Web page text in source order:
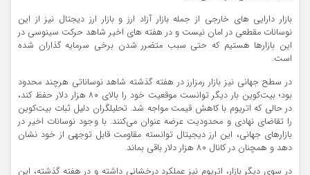
بازار دارایی های خارجی از جمله بازار آزاد ارز و بازار ارز دیجتال نیز از این
نوسانات مقطعی در امان نیست و در هفته های اخیر شاهد حرکت سینوسی در
این بازارها هستیم که حتی سبب متضرر شدن برخی سرمایه گذاران شده
است.
در سطح جهانی نیز بازار رمزارز در هفته گذشته شاهد نوساناتی هرچند محدود
بود؛ بیت‌کوین بار دیگر توانست موقعیت خود را بالای ۸۰ هزار دلار حفظ کند،
در حالی که اتریوم با کاهش قیمت مواجه شد. تحلیلگران دلیل ثبات بیت‌کوین
را تقاضای نهادی و محدودیت عرضه عنوان می‌کنند. با وجود نوسانات اخیر در
بازارهای جهانی، این ارز دیجیتال توانسته مقاومت قابل توجهی از خود نشان
دهد و همچنان در کانال ۸۰ هزار دلار باقی بماند.
در سوی دیگر بازار، اتریوم نیز عملکرد درخشانی داشته و در هفته گذشته، این